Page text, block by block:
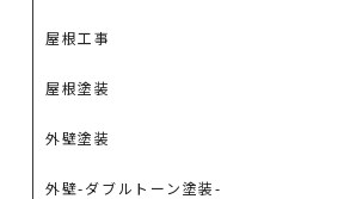
屋根工事
屋根塗装
外壁塗装
外壁-ダブルトーン塗装-